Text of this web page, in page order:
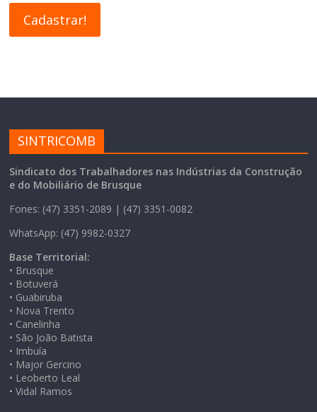
SINTRICOMB
Sindicato dos Trabalhadores nas Indústrias da Construção
e do Mobiliário de Brusque
Fones: (47) 3351-2089 | (47) 3351-0082
WhatsApp: (47) 9982-0327
Base Territorial:
• Brusque
• Botuverá
• Guabiruba
• Nova Trento
• Canelinha
• São João Batista
• Imbuía
• Major Gercino
• Leoberto Leal
• Vidal Ramos